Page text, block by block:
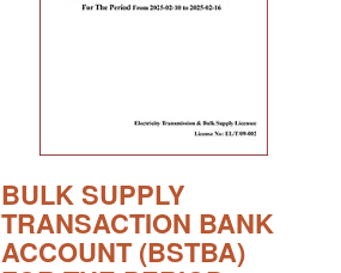
BULK SUPPLY
TRANSACTION BANK
ACCOUNT (BSTBA)